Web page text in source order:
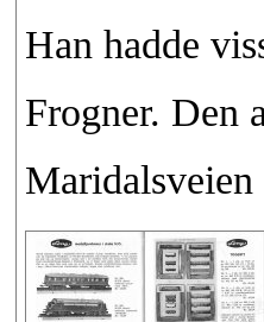
Han hadde
Frogner. Den